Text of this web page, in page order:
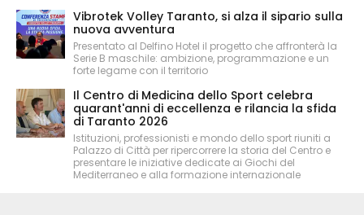
Vibrotek Volley Taranto, si alza il sipario sulla
nuova avventura
Presentato al Delfino Hotel il progetto che affronterà la
Serie B maschile: ambizione, programmazione e un
forte legame con il territorio
Il Centro di Medicina dello Sport celebra
quarant'anni di eccellenza e rilancia la sfida
di Taranto 2026
Istituzioni, professionisti e mondo dello sport riuniti a
Palazzo di Città per ripercorrere la storia del Centro e
presentare le iniziative dedicate ai Giochi del
Mediterraneo e alla formazione internazionale